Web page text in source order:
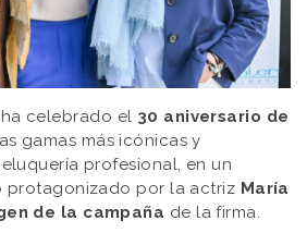
ha celebrado el 30 aniversario de
gamas más icónicas y
profesional, en un
protagonizado por la actriz María
de la campaña de la firma.